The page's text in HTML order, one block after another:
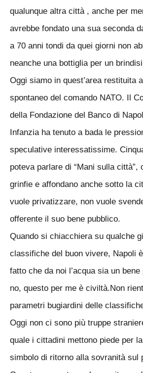
qualunque altra città , anche per
avrebbe fondato una sua seconda
a 70 anni tondi da quei giorni non
neanche una bottiglia per un
Oggi siamo in quest’area restituita
spontaneo del comando NATO. Il
della Fondazione del Banco di
Infanzia ha tenuto a bada le
speculative interessatissime.
poteva parlare di “Mani sulla città”,
grinfie e affondano anche sotto la
vuole privatizzare, non vuole
offerente il suo bene pubblico.
Quando si chiacchiera su qualche
classifiche del buon vivere, Napoli
fatto che da noi l’acqua sia un
no, questo per me è civiltà.Non
parametri bugiardini delle
Oggi non ci sono più truppe
quale i cittadini mettono piede per
simbolo di ritorno alla sovranità sul